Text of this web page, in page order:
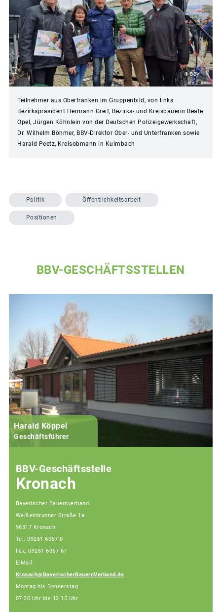
© BBV
Teilnehmer aus Oberfranken im Gruppenbild, von links:
Bezirkspräsident Hermann Greif, Bezirks- und Kreisbäuerin Beate
Opel, Jürgen Köhnlein von der Deutschen Polizeigewerkschaft,
Dr. Wilhelm Böhmer, BBV-Direktor Ober- und Unterfranken sowie
Harald Peetz, Kreisobmann in Kulmbach
Politik Öffentlichkeitsarbeit
Positionen
BBV-GESCHÄFTSSTELLEN
Harald Köppel
Geschäftsführer
BBV-Geschäftsstelle
Kronach
Bayerischer Bauernverband
Weißenbrunner Straße 1a
96317 Kronach
Tel: 09261 6067-0
Fax: 09261 6067-67
E-Mail:
Kronach@BayerischerBauernVerband.de
Montag bis Donnerstag
07:30 Uhr bis 12:15 Uhr